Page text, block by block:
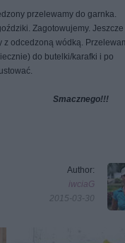
przelewamy do garnka.
Zagotowujemy. Jeszcze
z odcedzoną wódką.
do butelki/karafki i po
Smacznego!!!
Author:
iwciaG
2015-03-30